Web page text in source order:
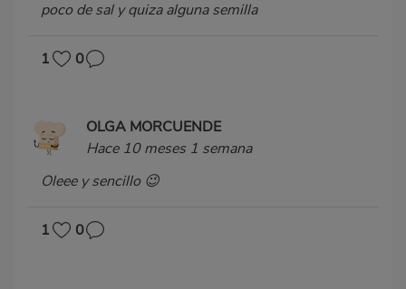
poco de sal y quiza alguna semilla
1 0
OLGA MORCUENDE
Hace 10 meses 1 semana
Oleee y sencillo 😉
1 0